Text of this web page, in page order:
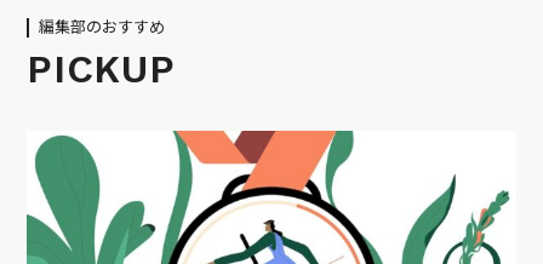
編集部のおすすめ
PICKUP